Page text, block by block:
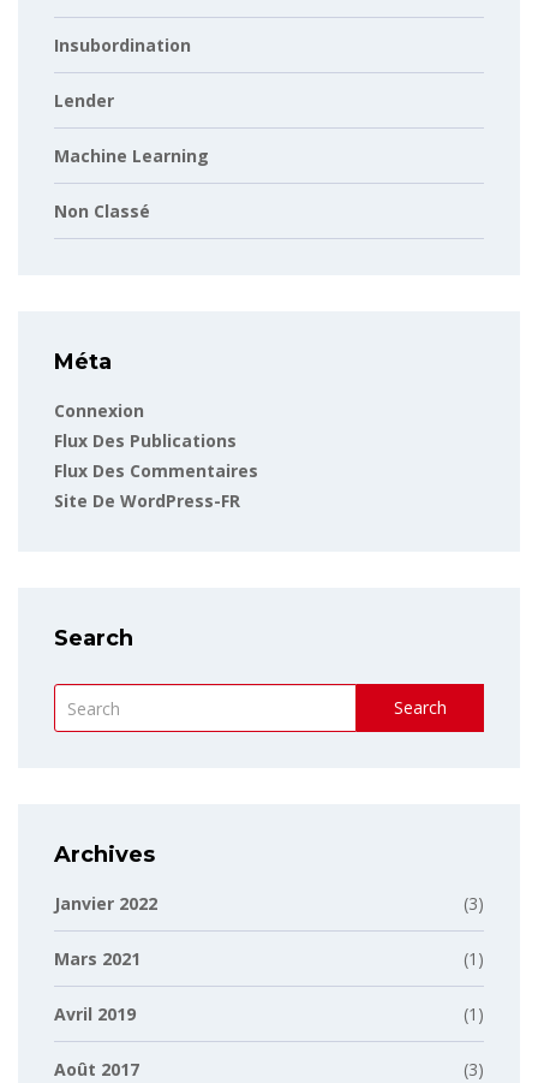
Insubordination
Lender
Machine Learning
Non Classé
Méta
Connexion
Flux Des Publications
Flux Des Commentaires
Site De WordPress-FR
Search
Search
Archives
Janvier 2022 (3)
Mars 2021 (1)
Avril 2019 (1)
Août 2017 (3)